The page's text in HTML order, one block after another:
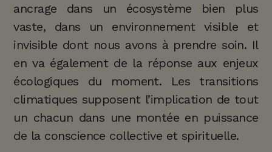
ancrage dans un écosystème bien plus
vaste, dans un environnement visible et
invisible dont nous avons à prendre soin. Il
en va également de la réponse aux enjeux
écologiques du moment. Les transitions
climatiques supposent l’implication de tout
un chacun dans une montée en puissance
de la conscience collective et spirituelle.